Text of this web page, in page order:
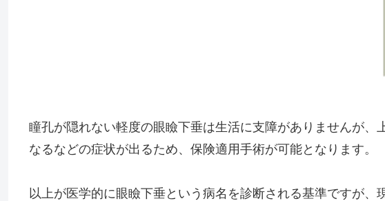
瞳孔が隠れない軽度の眼瞼下垂は生活に支障がありませんが、
なるなどの症状が出るため、保険適用手術が可能となります。
以上が医学的に眼瞼下垂という病名を診断される基準ですが